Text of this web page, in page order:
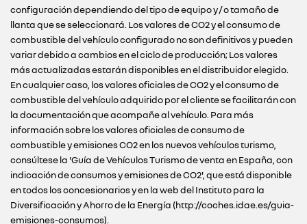
configuración dependiendo del tipo de equipo y / o tamaño de
llanta que se seleccionará. Los valores de CO2 y el consumo de
combustible del vehículo configurado no son definitivos y pueden
variar debido a cambios en el ciclo de producción; Los valores
más actualizadas estarán disponibles en el distribuidor elegido.
En cualquier caso, los valores oficiales de CO2 y el consumo de
combustible del vehículo adquirido por el cliente se facilitarán con
la documentación que acompañe al vehículo. Para más
información sobre los valores oficiales de consumo de
combustible y emisiones CO2 en los nuevos vehículos turismo,
consúltese la 'Guía de Vehículos Turismo de venta en España, con
indicación de consumos y emisiones de CO2', que está disponible
en todos los concesionarios y en la web del Instituto para la
Diversificación y Ahorro de la Energía (http://coches.idae.es/guia-
emisiones-consumos).